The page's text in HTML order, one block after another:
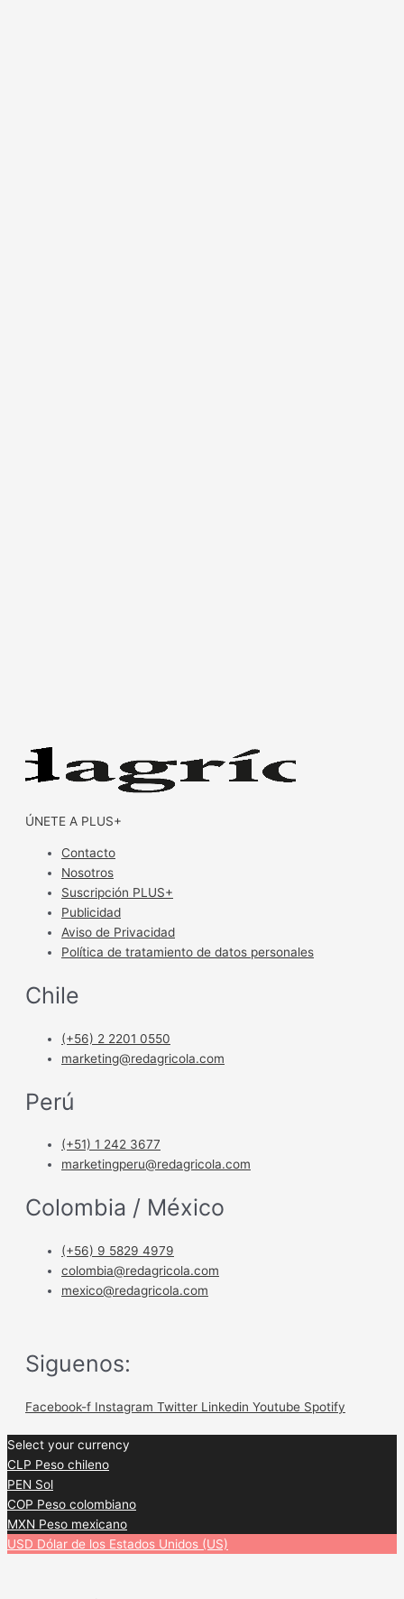
ÚNETE A PLUS+
Contacto
Nosotros
Suscripción PLUS+
Publicidad
Aviso de Privacidad
Política de tratamiento de datos personales
Chile
(+56) 2 2201 0550
marketing@redagricola.com
Perú
(+51) 1 242 3677
marketingperu@redagricola.com
Colombia / México
(+56) 9 5829 4979
colombia@redagricola.com
mexico@redagricola.com
Siguenos:
Facebook-f Instagram Twitter Linkedin Youtube Spotify
Select your currency
CLP Peso chileno
PEN Sol
COP Peso colombiano
MXN Peso mexicano
USD Dólar de los Estados Unidos (US)